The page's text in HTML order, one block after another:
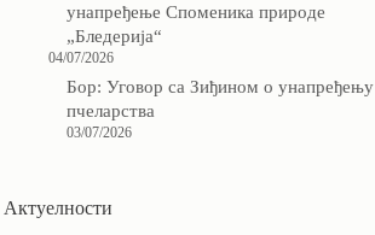
унапређење Споменика природе
„Бледерија“
04/07/2026
Бор: Уговор са Зиђином о унапређењу
пчеларства
03/07/2026
Актуелности